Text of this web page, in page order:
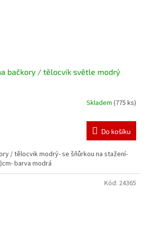
bačkory / tělocvik světle modrý
Skladem (775 ks)
Do košíku
/ tělocvik modrý- se šňůrkou na stažení-
barva modrá
Kód: 24365